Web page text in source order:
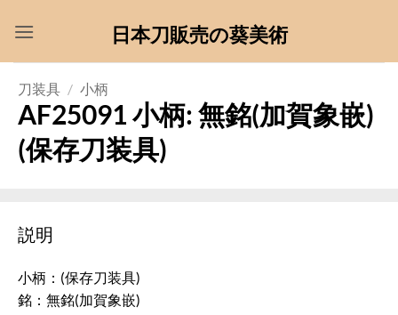
日本刀販売の葵美術
刀装具 / 小柄
AF25091 小柄: 無銘(加賀象嵌)
(保存刀装具)
説明
小柄：(保存刀装具)
銘：無銘(加賀象嵌)